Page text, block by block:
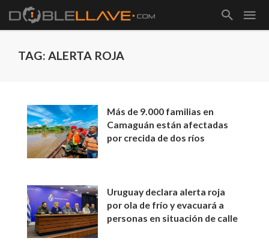
TAG: ALERTA ROJA
Más de 9.000 familias en
Camaguán están afectadas
por crecida de dos ríos
Uruguay declara alerta roja
por ola de frío y evacuará a
personas en situación de calle